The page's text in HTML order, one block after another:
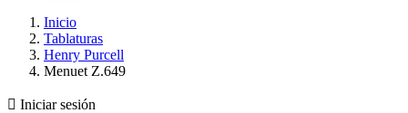
Inicio
Tablaturas
Henry Purcell
Menuet Z.649
 Iniciar sesión